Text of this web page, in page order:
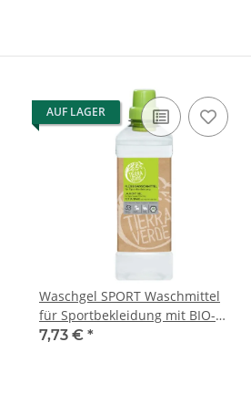
AUF LAGER
Waschgel SPORT Waschmittel
für Sportbekleidung mit BIO-
Eukalyptusöl 1000ml (1 Liter)
7,73 € *